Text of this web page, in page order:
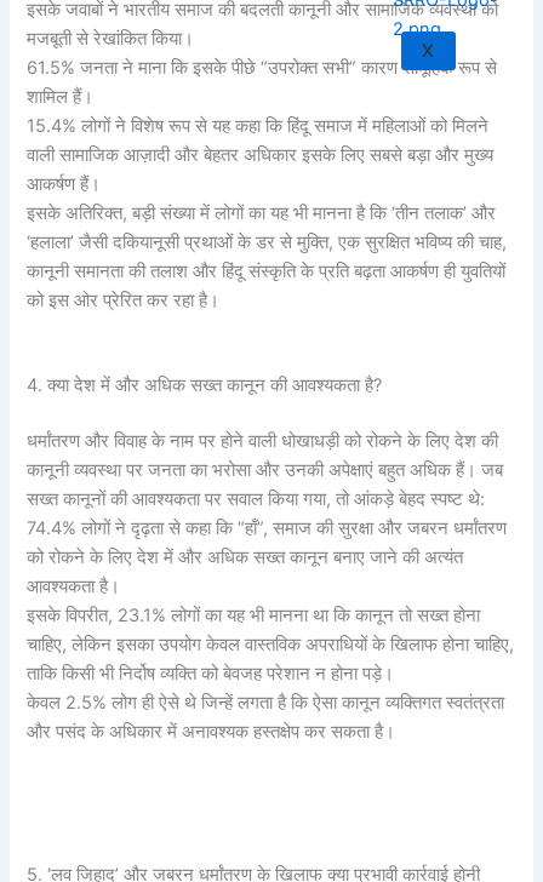
X
इसके जवाबों ने भारतीय समाज की बदलती कानूनी और सामाजिक व्यवस्था को
मजबूती से रेखांकित किया।
61.5% जनता ने माना कि इसके पीछे “उपरोक्त सभी” कारण सामूहिक रूप से
शामिल हैं।
15.4% लोगों ने विशेष रूप से यह कहा कि हिंदू समाज में महिलाओं को मिलने
वाली सामाजिक आज़ादी और बेहतर अधिकार इसके लिए सबसे बड़ा और मुख्य
आकर्षण हैं।
इसके अतिरिक्त, बड़ी संख्या में लोगों का यह भी मानना है कि ‘तीन तलाक’ और
‘हलाला’ जैसी दकियानूसी प्रथाओं के डर से मुक्ति, एक सुरक्षित भविष्य की चाह,
कानूनी समानता की तलाश और हिंदू संस्कृति के प्रति बढ़ता आकर्षण ही युवतियों
को इस ओर प्रेरित कर रहा है।
4. क्या देश में और अधिक सख्त कानून की आवश्यकता है?
धर्मांतरण और विवाह के नाम पर होने वाली धोखाधड़ी को रोकने के लिए देश की
कानूनी व्यवस्था पर जनता का भरोसा और उनकी अपेक्षाएं बहुत अधिक हैं। जब
सख्त कानूनों की आवश्यकता पर सवाल किया गया, तो आंकड़े बेहद स्पष्ट थे:
74.4% लोगों ने दृढ़ता से कहा कि “हाँ”, समाज की सुरक्षा और जबरन धर्मांतरण
को रोकने के लिए देश में और अधिक सख्त कानून बनाए जाने की अत्यंत
आवश्यकता है।
इसके विपरीत, 23.1% लोगों का यह भी मानना था कि कानून तो सख्त होना
चाहिए, लेकिन इसका उपयोग केवल वास्तविक अपराधियों के खिलाफ होना चाहिए,
ताकि किसी भी निर्दोष व्यक्ति को बेवजह परेशान न होना पड़े।
केवल 2.5% लोग ही ऐसे थे जिन्हें लगता है कि ऐसा कानून व्यक्तिगत स्वतंत्रता
और पसंद के अधिकार में अनावश्यक हस्तक्षेप कर सकता है।
5. ‘लव जिहाद’ और जबरन धर्मांतरण के खिलाफ क्या प्रभावी कार्रवाई होनी